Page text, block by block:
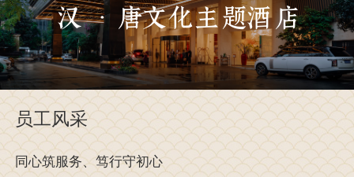
汉 · 唐文化主题酒店
员工风采
同心筑服务、笃行守初心